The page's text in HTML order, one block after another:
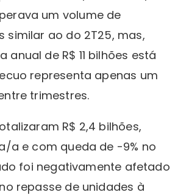
um volume de
similar ao do 2T25, mas,
anual de R$ 11 bilhões está
representa apenas um
trimestres.
R$ 2,4 bilhões,
a e com queda de -9% no
foi negativamente afetado
repasse de unidades à